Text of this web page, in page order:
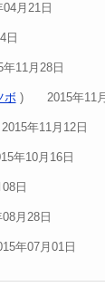
月21日
11月28日
ボ) 2015年11月
年11月12日
10月16日
日
月28日
07月01日